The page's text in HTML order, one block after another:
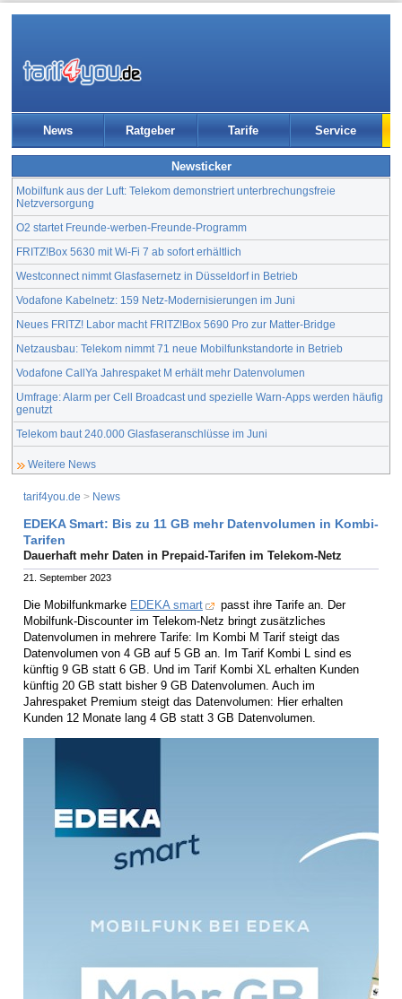
News Ratgeber Tarife Service
Newsticker
Mobilfunk aus der Luft: Telekom demonstriert unterbrechungsfreie
Netzversorgung
O2 startet Freunde-werben-Freunde-Programm
FRITZ!Box 5630 mit Wi-Fi 7 ab sofort erhältlich
Westconnect nimmt Glasfasernetz in Düsseldorf in Betrieb
Vodafone Kabelnetz: 159 Netz-Modernisierungen im Juni
Neues FRITZ! Labor macht FRITZ!Box 5690 Pro zur Matter-Bridge
Netzausbau: Telekom nimmt 71 neue Mobilfunkstandorte in Betrieb
Vodafone CallYa Jahrespaket M erhält mehr Datenvolumen
Umfrage: Alarm per Cell Broadcast und spezielle Warn-Apps werden häufig
genutzt
Telekom baut 240.000 Glasfaseranschlüsse im Juni
Weitere News
tarif4you.de > News
EDEKA Smart: Bis zu 11 GB mehr Datenvolumen in Kombi-
Tarifen
Dauerhaft mehr Daten in Prepaid-Tarifen im Telekom-Netz
21. September 2023
Die Mobilfunkmarke EDEKA smart
passt ihre Tarife an. Der
Mobilfunk-Discounter im Telekom-Netz bringt zusätzliches
Datenvolumen in mehrere Tarife: Im Kombi M Tarif steigt das
Datenvolumen von 4 GB auf 5 GB an. Im Tarif Kombi L sind es
künftig 9 GB statt 6 GB. Und im Tarif Kombi XL erhalten Kunden
künftig 20 GB statt bisher 9 GB Datenvolumen. Auch im
Jahrespaket Premium steigt das Datenvolumen: Hier erhalten
Kunden 12 Monate lang 4 GB statt 3 GB Datenvolumen.